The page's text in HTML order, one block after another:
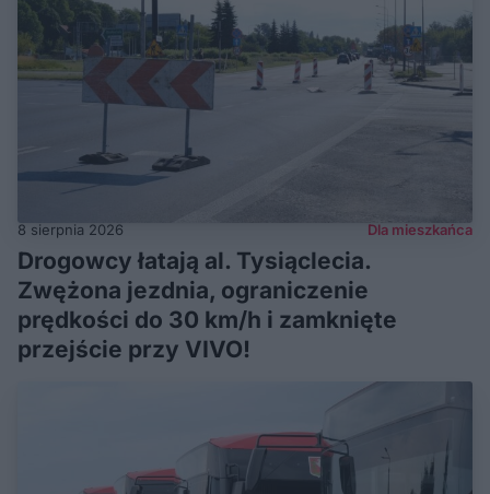
8 sierpnia 2026 Dla mieszkańca
Drogowcy łatają al. Tysiąclecia.
Zwężona jezdnia, ograniczenie
prędkości do 30 km/h i zamknięte
przejście przy VIVO!